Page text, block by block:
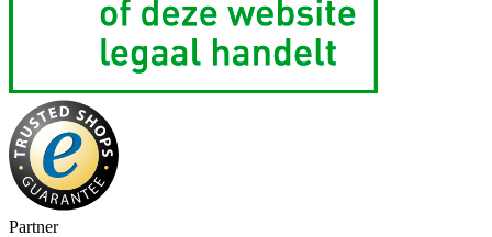
Partner